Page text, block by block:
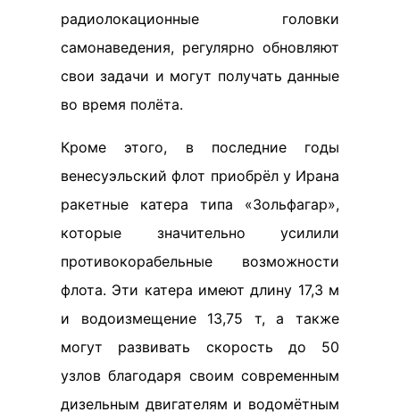
радиолокационные головки
самонаведения, регулярно обновляют
свои задачи и могут получать данные
во время полёта.
Кроме этого, в последние годы
венесуэльский флот приобрёл у Ирана
ракетные катера типа «Зольфагар»,
которые значительно усилили
противокорабельные возможности
флота. Эти катера имеют длину 17,3 м
и водоизмещение 13,75 т, а также
могут развивать скорость до 50
узлов благодаря своим современным
дизельным двигателям и водомётным